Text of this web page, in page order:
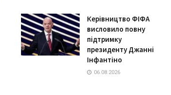
Керівництво ФІФА
висловило повну
підтримку
президенту Джанні
Інфантіно
06.08.2026